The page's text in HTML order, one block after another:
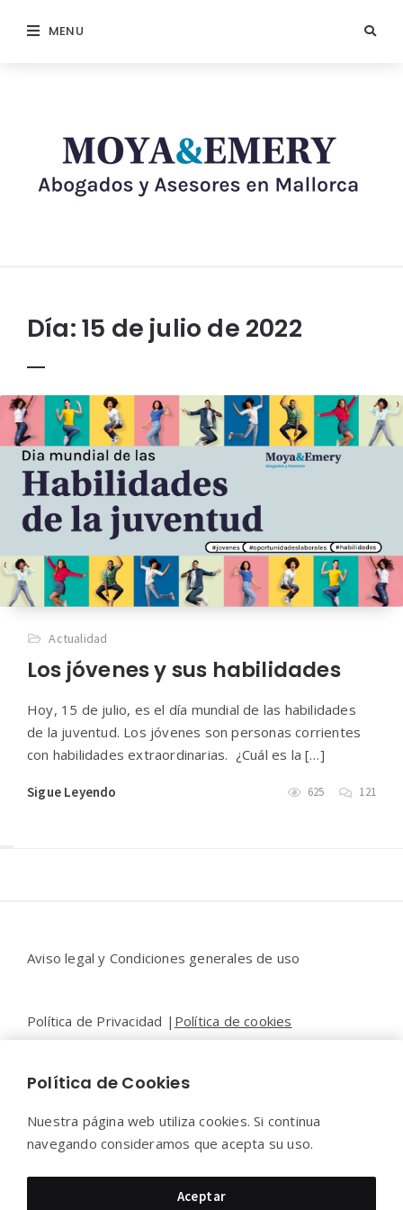
MENU
Día:15 de julio de 2022
Actualidad
Los jóvenes y sus habilidades
Hoy, 15 de julio, es el día mundial de las habilidades
de la juventud. Los jóvenes son personas corrientes
con habilidades extraordinarias. ¿Cuál es la […]
Sigue Leyendo 625 121
Aviso legal y Condiciones generales de uso
Política de Privacidad | Política de cookies
Contacto |Moya&Emery
Moya&Emery 2022 - Todos los derechos reservados.
Política de Cookies
Nuestra página web utiliza cookies. Si continua
navegando consideramos que acepta su uso.
Aceptar